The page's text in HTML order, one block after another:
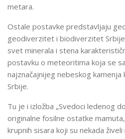
metara.
Ostale postavke predstavljaju
geodiverzitet i biodiverzitet
svet minerala i stena
postavku o meteoritima koja se
najznačajnijeg nebeskog
Srbije.
Tu je i izložba „Svedoci ledenog
originalne fosilne ostatke
krupnih sisara koji su nekada